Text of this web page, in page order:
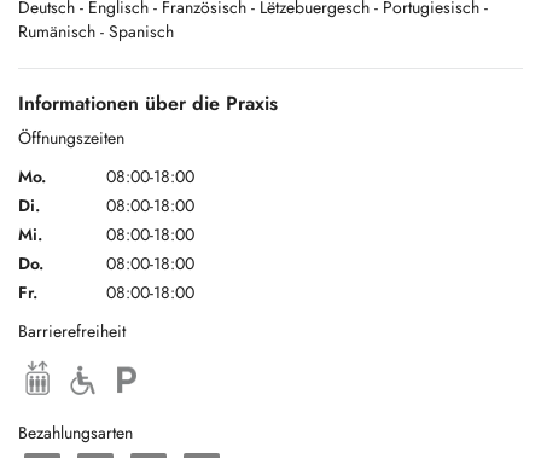
Deutsch - Englisch - Französisch - Lëtzebuergesch - Portugiesisch -
Rumänisch - Spanisch
Informationen über die Praxis
Öffnungszeiten
Mo.
08:00-18:00
Di.
08:00-18:00
Mi.
08:00-18:00
Do.
08:00-18:00
Fr.
08:00-18:00
Barrierefreiheit
Bezahlungsarten